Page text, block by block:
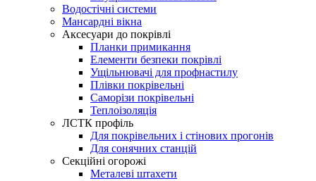
Водостічні системи
Мансардні вікна
Аксесуари до покрівлі
Планки примикання
Елементи безпеки покрівлі
Ущільнювачі для профнастилу
Плівки покрівельні
Саморізи покрівельні
Теплоізоляція
ЛСТК профіль
Для покрівельних і стінових прогонів
Для сонячних станцій
Секційні огорожі
Металеві штахети